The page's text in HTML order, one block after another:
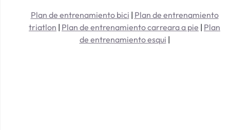
Plan de entrenamiento bici | Plan de entrenamiento
triatlon | Plan de entrenamiento carreara a pie | Plan
de entrenamiento esqui |